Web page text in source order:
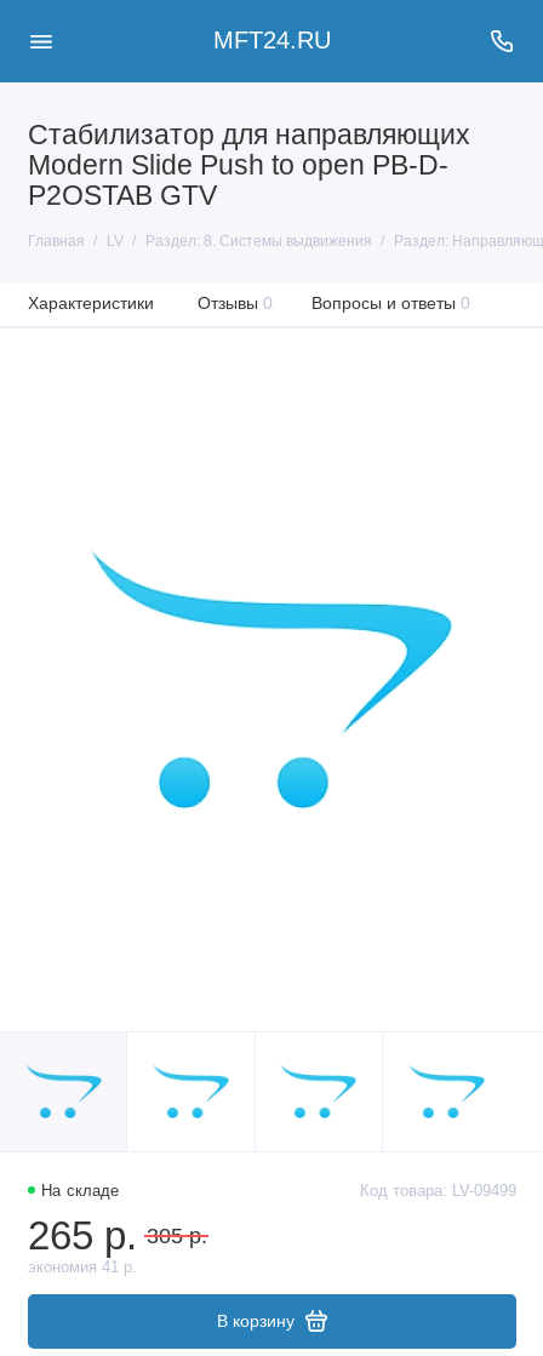
MFT24.RU
Стабилизатор для направляющих
Modern Slide Push to open PB-D-
P2OSTAB GTV
Главная LV Раздел: 8. Системы выдвижения Раздел:
Характеристики Отзывы 0 Вопросы и ответы 0
На складе Код товара: LV-09499
265 р. 305 р.
экономия 41 р.
В корзину